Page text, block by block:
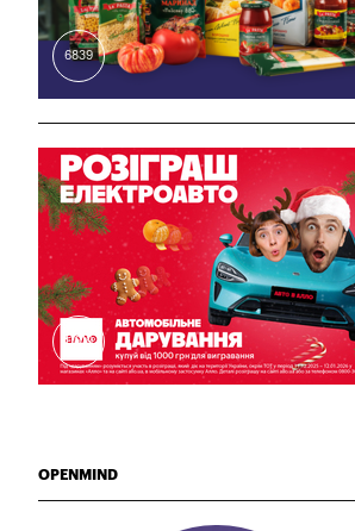
6839
11619
OPENMIND